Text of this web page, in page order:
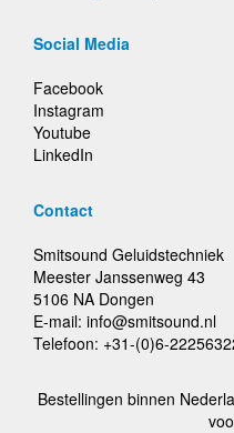
Social Media
Facebook
Instagram
Youtube
LinkedIn
Contact
Smitsound Geluidstechniek
Meester Janssenweg 43
5106 NA Dongen
E-mail: info@smitsound.nl
Telefoon: +31-(0)6-
Bestellingen binnen